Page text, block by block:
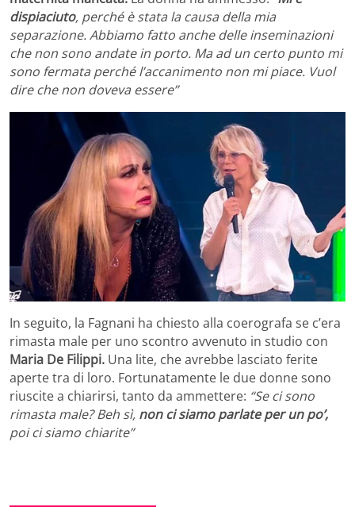
dispiaciuto, perché è stata la causa della mia
separazione. Abbiamo fatto anche delle inseminazioni
che non sono andate in porto. Ma ad un certo punto mi
sono fermata perché l’accanimento non mi piace. Vuol
dire che non doveva essere”
In seguito, la Fagnani ha chiesto alla coerografa se c’era
rimasta male per uno scontro avvenuto in studio con
Maria De Filippi. Una lite, che avrebbe lasciato ferite
aperte tra di loro. Fortunatamente le due donne sono
riuscite a chiarirsi, tanto da ammettere: “Se ci sono
rimasta male? Beh sì, non ci siamo parlate per un po’,
poi ci siamo chiarite”